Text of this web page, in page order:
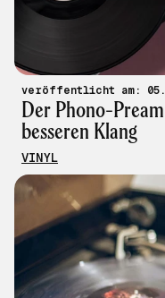
Der Phono-
besseren Klang
VINYL